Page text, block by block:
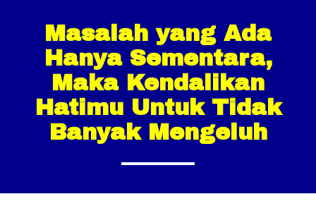
Masalah yang Ada
Hanya Sementara,
Maka Kendalikan
Hatimu Untuk Tidak
Banyak Mengeluh